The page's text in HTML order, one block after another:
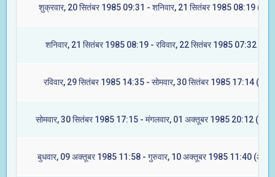
शुक्रवार, 20 सितंबर 1985 09:31 - शनिवार, 21 सितंबर 1985 08:19
शनिवार, 21 सितंबर 1985 08:19 - रविवार, 22 सितंबर 1985 07:32 (मूल)
रविवार, 29 सितंबर 1985 14:35 - सोमवार, 30 सितंबर 1985 17:14
सोमवार, 30 सितंबर 1985 17:15 - मंगलवार, 01 अक्तूबर 1985 20:12
बुधवार, 09 अक्तूबर 1985 11:58 - गुरुवार, 10 अक्तूबर 1985 11:40